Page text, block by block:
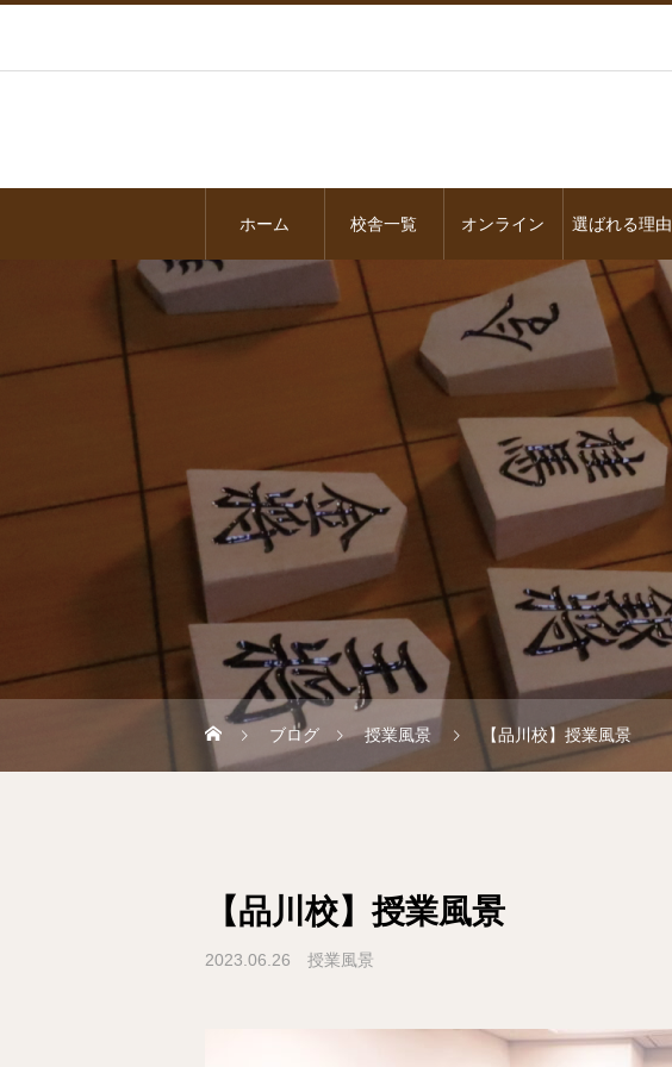
ホーム 校舎一覧 オンライン 選ばれる理由
ブログ 授業風景 【品川校】授業風景
【品川校】授業風景
2023.06.26 授業風景